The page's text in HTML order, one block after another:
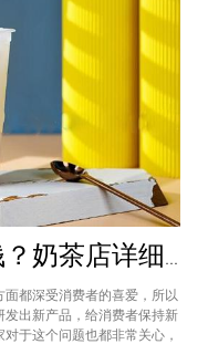
全味时间加盟费多少钱？奶茶店详细费用分析就在这！
都深受消费者的喜爱，所以
出新产品，给消费者保持新
于这个问题也都非常关心，